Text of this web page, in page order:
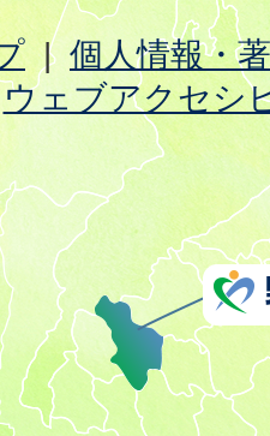
個人情報・
ウェブアクセシ